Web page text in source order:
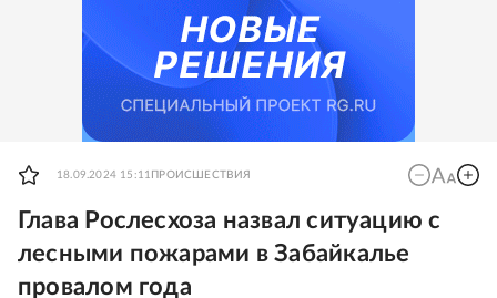
18.09.2024 15:11 ПРОИСШЕСТВИЯ
Глава Рослесхоза назвал ситуацию с
лесными пожарами в Забайкалье
провалом года